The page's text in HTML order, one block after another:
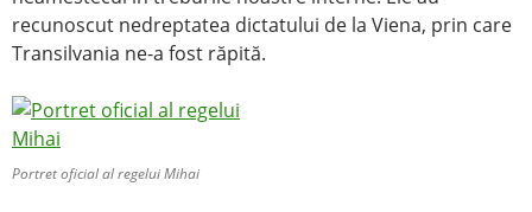
recunoscut nedreptatea dictatului de la Viena, prin care
Transilvania ne-a fost răpită.
Portret oficial al regelui Mihai